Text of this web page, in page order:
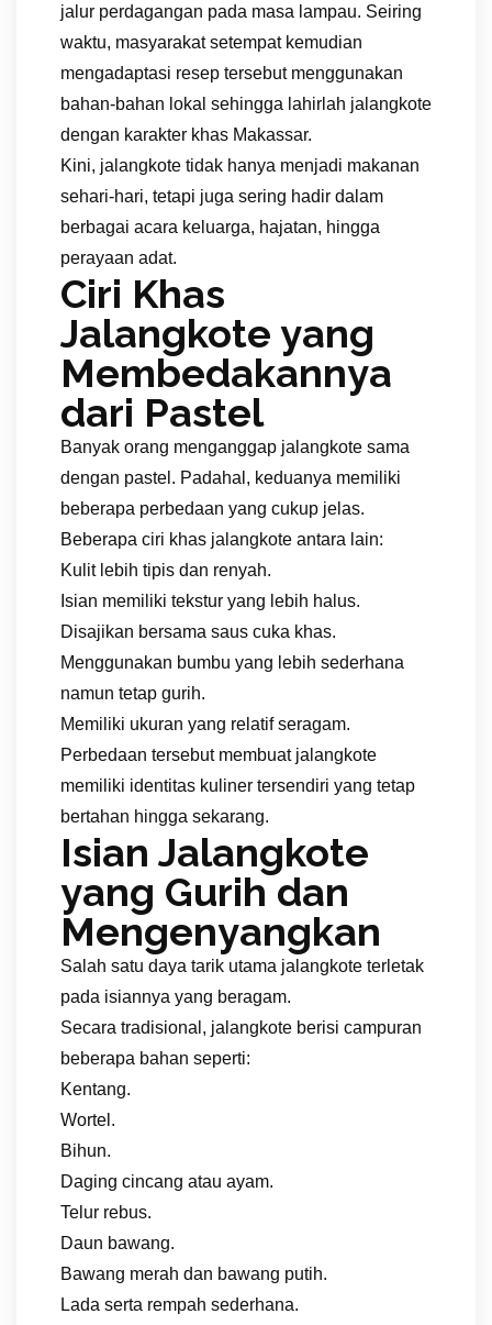
jalur perdagangan pada masa lampau. Seiring
waktu, masyarakat setempat kemudian
mengadaptasi resep tersebut menggunakan
bahan-bahan lokal sehingga lahirlah jalangkote
dengan karakter khas Makassar.
Kini, jalangkote tidak hanya menjadi makanan
sehari-hari, tetapi juga sering hadir dalam
berbagai acara keluarga, hajatan, hingga
perayaan adat.
Ciri Khas
Jalangkote yang
Membedakannya
dari Pastel
Banyak orang menganggap jalangkote sama
dengan pastel. Padahal, keduanya memiliki
beberapa perbedaan yang cukup jelas.
Beberapa ciri khas jalangkote antara lain:
Kulit lebih tipis dan renyah.
Isian memiliki tekstur yang lebih halus.
Disajikan bersama saus cuka khas.
Menggunakan bumbu yang lebih sederhana
namun tetap gurih.
Memiliki ukuran yang relatif seragam.
Perbedaan tersebut membuat jalangkote
memiliki identitas kuliner tersendiri yang tetap
bertahan hingga sekarang.
Isian Jalangkote
yang Gurih dan
Mengenyangkan
Salah satu daya tarik utama jalangkote terletak
pada isiannya yang beragam.
Secara tradisional, jalangkote berisi campuran
beberapa bahan seperti:
Kentang.
Wortel.
Bihun.
Daging cincang atau ayam.
Telur rebus.
Daun bawang.
Bawang merah dan bawang putih.
Lada serta rempah sederhana.